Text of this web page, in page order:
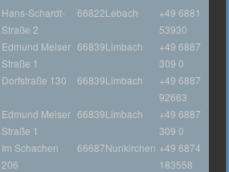
Hans-Schardt-
Straße 2
66822Lebach
+49 6881
53930
Edmund Meiser
Straße 1
66839Limbach
+49 6887
309 0
Dorfstraße 130 66839Limbach
+49 6887
92663
Edmund Meiser
Straße 1
66839Limbach
+49 6887
309 0
Im Schachen
206
66687Nunkirchen +49 6874
183558